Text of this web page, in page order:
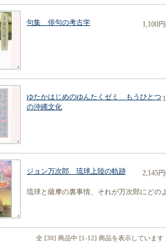
句集 俳句の考古学 1,100
ゆたかはじめのゆんたくゼミ もうひとつ
の沖縄文化
ジョン万次郎 琉球上陸の軌跡 2,145
琉球と薩摩の裏事情、それが万次郎にどの
全 [30] 商品中 [1-12] 商品を表示しています